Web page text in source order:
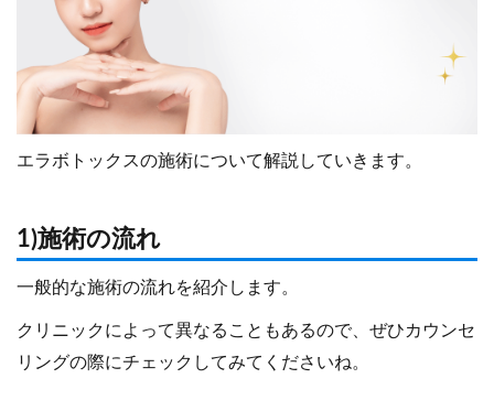
エラボトックスの施術について解説していきます。
1)施術の流れ
一般的な施術の流れを紹介します。
クリニックによって異なることもあるので、ぜひカウンセ
リングの際にチェックしてみてくださいね。